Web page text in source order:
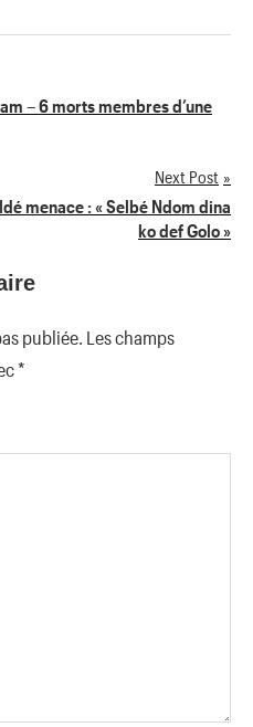
– 6 morts membres d’une
Next Post
menace : « Selbé Ndom dina
ko def Golo »
publiée. Les champs
*